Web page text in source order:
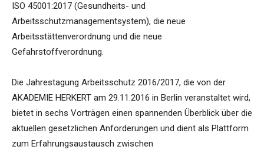
ISO 45001:2017 (Gesundheits- und
Arbeitsschutzmanagementsystem), die neue
Arbeitsstättenverordnung und die neue
Gefahrstoffverordnung.
Die Jahrestagung Arbeitsschutz 2016/2017, die von der
AKADEMIE HERKERT am 29.11.2016 in Berlin veranstaltet wird,
bietet in sechs Vorträgen einen spannenden Überblick über die
aktuellen gesetzlichen Anforderungen und dient als Plattform
zum Erfahrungsaustausch zwischen